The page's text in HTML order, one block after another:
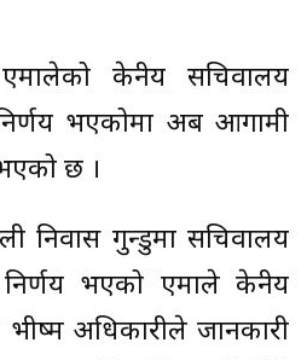
केन्द्रीय सचिवालय
भएकोमा अब आगामी
छ ।
निवास गुन्डुमा सचिवालय
भएको एमाले केन्द्रीय
भीष्म अधिकारीले जानकारी